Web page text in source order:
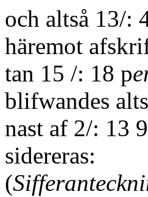
och altså 13/:
häremot
tan 15 /: 18 p
blifwandes
nast af 2/: 13
sidereras:
(